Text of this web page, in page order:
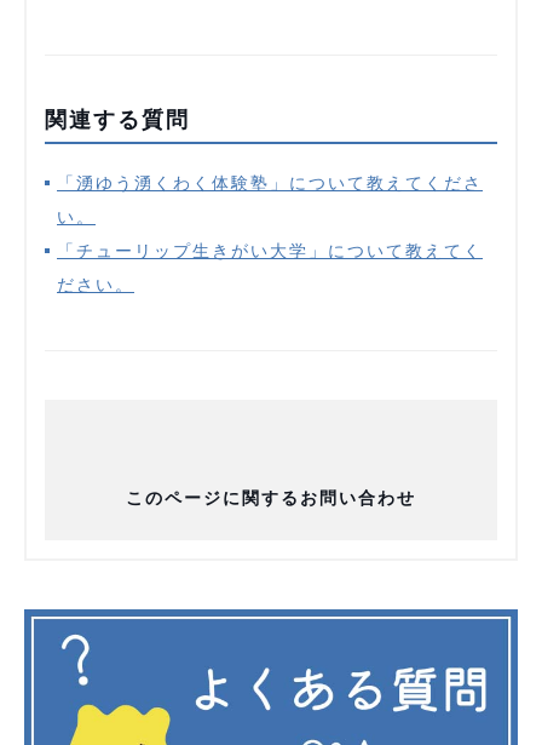
関連する質問
「湧ゆう湧くわく体験塾」について教えてくださ
い。
「チューリップ生きがい大学」について教えてく
ださい。
このページに関するお問い合わせ